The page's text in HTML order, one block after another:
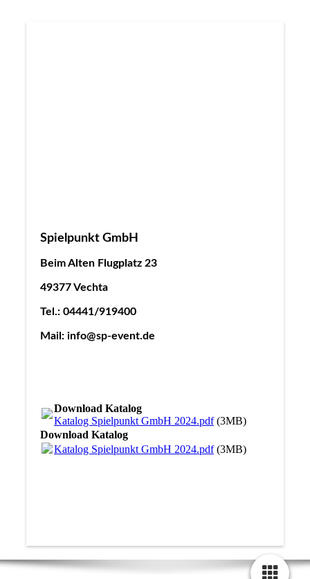
Spielpunkt GmbH
Beim Alten Flugplatz 23
49377 Vechta
Tel.: 04441/919400
Mail: info@sp-event.de
Download Katalog
Katalog Spielpunkt GmbH 2024.pdf(3MB)
Download Katalog
Katalog Spielpunkt GmbH 2024.pdf(3MB)